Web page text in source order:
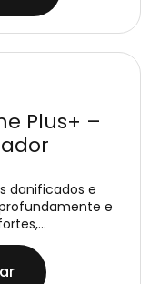
Plus+ –
danificados e
e